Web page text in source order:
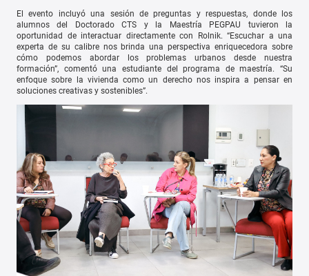
El evento incluyó una sesión de preguntas y respuestas, donde los
alumnos del Doctorado CTS y la Maestría PEGPAU tuvieron la
oportunidad de interactuar directamente con Rolnik. “Escuchar a una
experta de su calibre nos brinda una perspectiva enriquecedora sobre
cómo podemos abordar los problemas urbanos desde nuestra
formación”, comentó una estudiante del programa de maestría. “Su
enfoque sobre la vivienda como un derecho nos inspira a pensar en
soluciones creativas y sostenibles”.